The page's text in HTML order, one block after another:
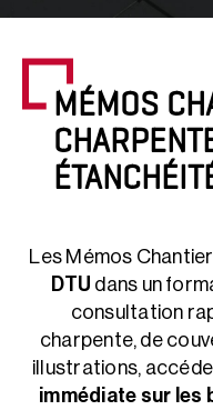
MÉMOS
Les Mémos
DTU dans un
consultation
charpente, de
illustrations,
immédiate sur les